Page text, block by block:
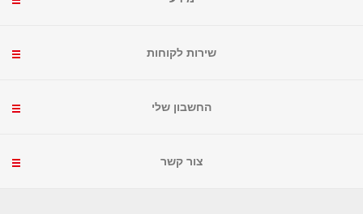
שירות לקוחות
החשבון שלי
צור קשר